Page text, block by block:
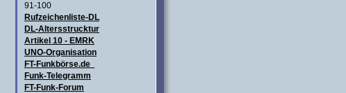
91-100
Rufzeichenliste-DL
DL-Altersstrucktur
Artikel 10 - EMRK
UNO-Organisation
FT-Funkbörse.de
Funk-Telegramm
FT-Funk-Forum